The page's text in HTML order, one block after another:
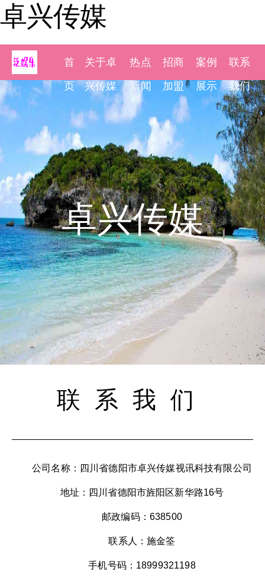
卓兴传媒
首
页
关于卓
兴传媒
热点
新闻
招商
加盟
案例
展示
联系
我们
卓兴传媒
联系我们
公司名称：四川省德阳市卓兴传媒视讯科技有限公司
地址：四川省德阳市旌阳区新华路16号
邮政编码：638500
联系人：施金筌
手机号码：18999321198